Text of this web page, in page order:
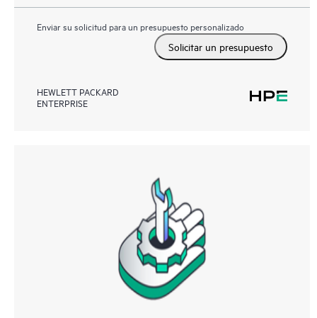
Enviar su solicitud para un presupuesto personalizado
Solicitar un presupuesto
HEWLETT PACKARD
ENTERPRISE